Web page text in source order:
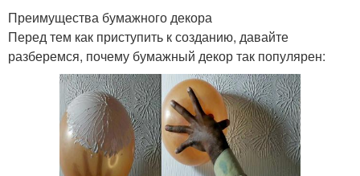
Преимущества бумажного декора
Перед тем как приступить к созданию, давайте
разберемся, почему бумажный декор так популярен: